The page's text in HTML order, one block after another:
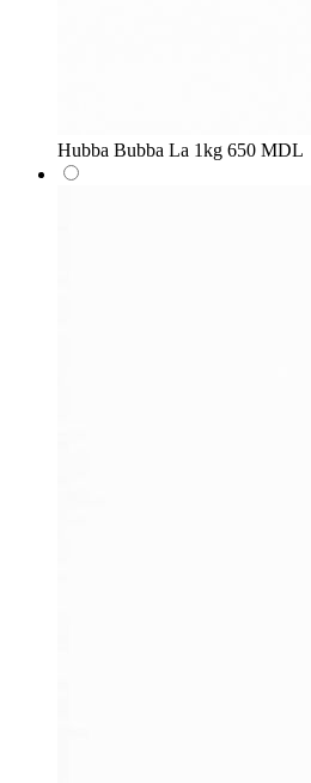
Hubba Bubba La 1kg 650 MDL